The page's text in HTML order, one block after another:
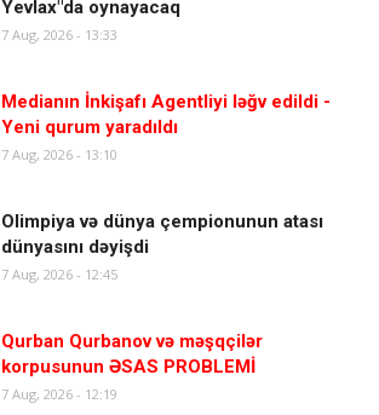
Yevlax"da oynayacaq
7 Aug, 2026 - 13:33
Medianın İnkişafı Agentliyi ləğv edildi -
Yeni qurum yaradıldı
7 Aug, 2026 - 13:10
Olimpiya və dünya çempionunun atası
dünyasını dəyişdi
7 Aug, 2026 - 12:45
Qurban Qurbanov və məşqçilər
korpusunun ƏSAS PROBLEMİ
7 Aug, 2026 - 12:19